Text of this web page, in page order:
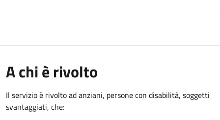
A chi è rivolto
Il servizio è rivolto ad anziani, persone con disabilità, soggetti
svantaggiati, che: